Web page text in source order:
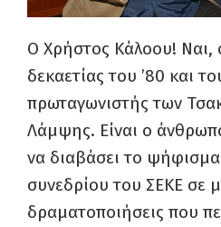
Ο Χρήστος Κάλοου! Ναι,
δεκαετίας του ’80 και
πρωταγωνιστής των
Λάμψης. Είναι ο
να διαβάσει το
συνεδρίου του ΣΕΚΕ σε
δραματοποιήσεις που